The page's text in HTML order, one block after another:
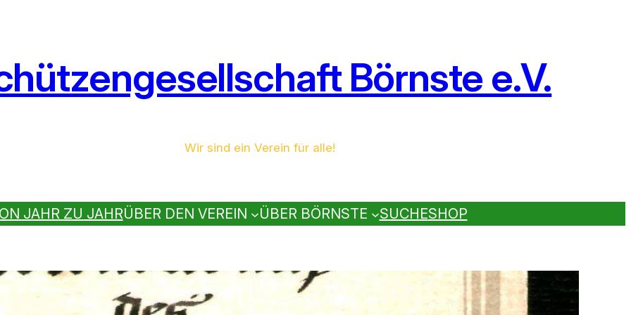
Börnste e.V.
Wir sind ein Verein für alle!
JAHR ZU JAHRÜBER DEN VEREIN ÜBER BÖRNSTE SUCHESHOP